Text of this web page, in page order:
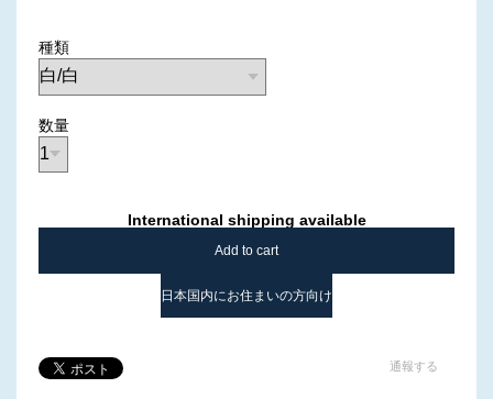
種類
数量
International shipping available
Add to cart
日本国内にお住まいの方向け
通報する